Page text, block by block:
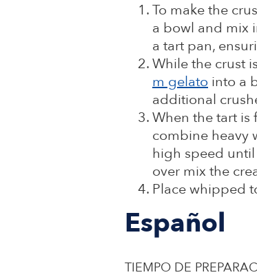
To make the
a bowl and mix
a tart pan,
While the crust
m gelato into a
additional
When the tart
combine heavy
high speed
over mix the
Place whipped
Español
TIEMPO DE